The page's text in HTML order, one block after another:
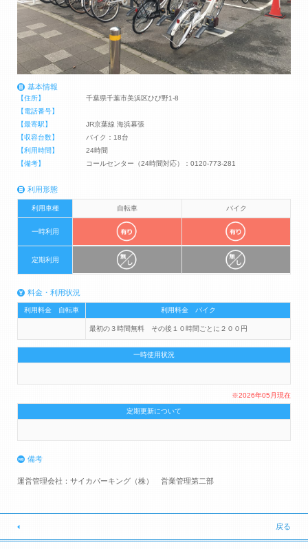
基本情報
【住所】
千葉県千葉市美浜区ひび野1-8
【電話番号】
【最寄駅】
JR京葉線 海浜幕張
【収容台数】
バイク：18台
【利用時間】
24時間
【備考】
コールセンター（24時間対応）：0120-773-281
利用形態
利用車種 自転車 バイク
一時利用
定期利用
料金・利用状況
利用料金 自転車 利用料金 バイク
最初の３時間無料 その後１０時間ごとに２００円
一時使用状況
※2026年05月現在
定期更新について
備考
運営管理会社：サイカパーキング（株） 営業管理第二部
戻る